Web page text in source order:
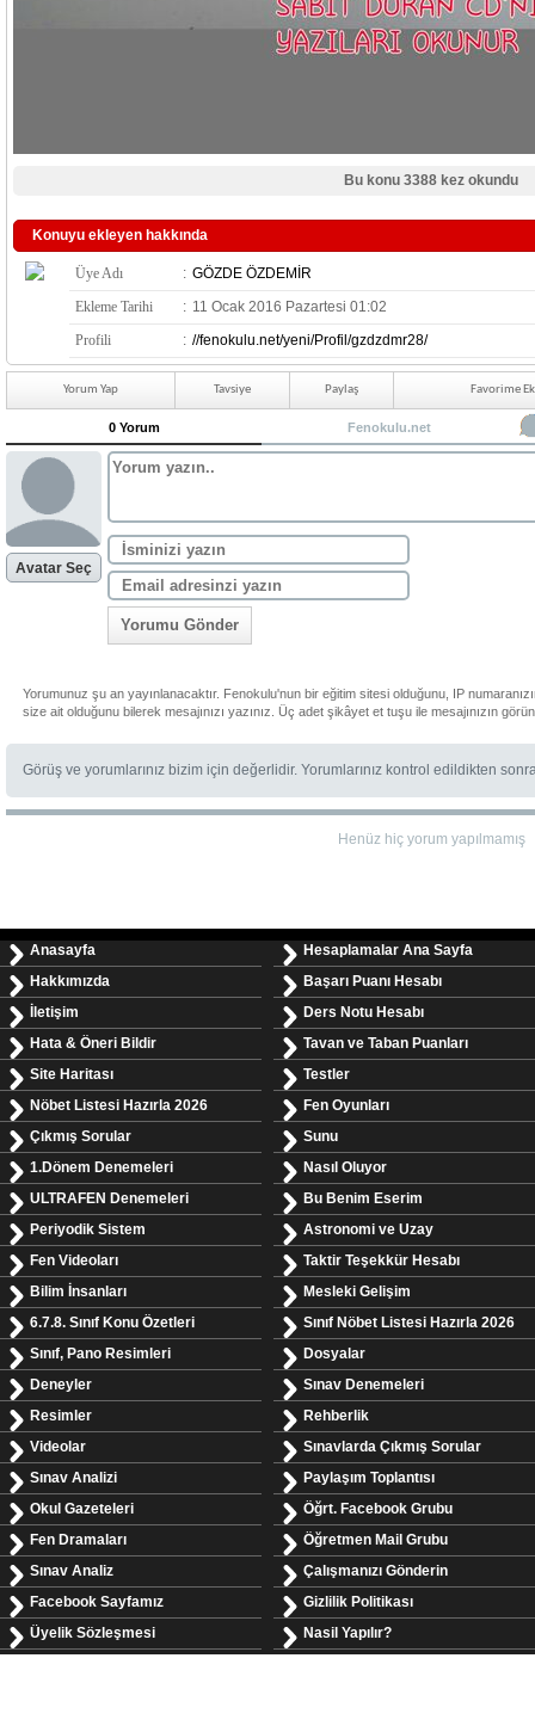
Bu konu 3388 kez okundu
Konuyu ekleyen hakkında
Üye Adı : GÖZDE ÖZDEMİR
Ekleme Tarihi
: 11 Ocak 2016 Pazartesi 01:02
Profili
: //fenokulu.net/yeni/Profil/gzdzdmr28/
Yorum Yap Tavsiye Paylaş Favorime
0 Yorum Fenokulu.net
Avatar Seç
Yorumu Gönder
Yorumunuz şu an yayınlanacaktır. Fenokulu'nun bir eğitim sitesi olduğunu, IP
size ait olduğunu bilerek mesajınızı yazınız. Üç adet şikâyet et tuşu ile mesajınızın
Görüş ve yorumlarınız bizim için değerlidir. Yorumlarınız kontrol edildikten
Henüz hiç yorum yapılmamış
Anasayfa
Hakkımızda
İletişim
Hata & Öneri Bildir
Site Haritası
Nöbet Listesi Hazırla 2026
Çıkmış Sorular
1.Dönem Denemeleri
ULTRAFEN Denemeleri
Periyodik Sistem
Fen Videoları
Bilim İnsanları
6.7.8. Sınıf Konu Özetleri
Sınıf, Pano Resimleri
Deneyler
Resimler
Videolar
Sınav Analizi
Okul Gazeteleri
Fen Dramaları
Sınav Analiz
Facebook Sayfamız
Üyelik Sözleşmesi
Hesaplamalar Ana Sayfa
Başarı Puanı Hesabı
Ders Notu Hesabı
Tavan ve Taban Puanları
Testler
Fen Oyunları
Sunu
Nasıl Oluyor
Bu Benim Eserim
Astronomi ve Uzay
Taktir Teşekkür Hesabı
Mesleki Gelişim
Sınıf Nöbet Listesi Hazırla 2026
Dosyalar
Sınav Denemeleri
Rehberlik
Sınavlarda Çıkmış Sorular
Paylaşım Toplantısı
Öğrt. Facebook Grubu
Öğretmen Mail Grubu
Çalışmanızı Gönderin
Gizlilik Politikası
Nasil Yapılır?